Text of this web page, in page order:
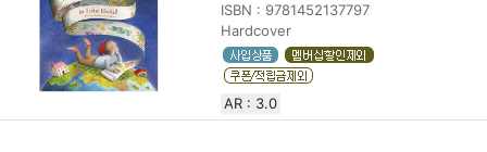
ISBN : 9781452137797
Hardcover
AR : 3.0